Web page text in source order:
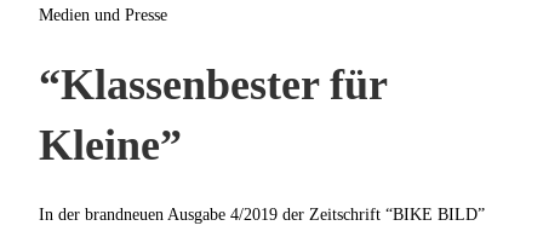
Medien und Presse
“Klassenbester für
Kleine”
In der brandneuen Ausgabe 4/2019 der Zeitschrift “BIKE BILD”